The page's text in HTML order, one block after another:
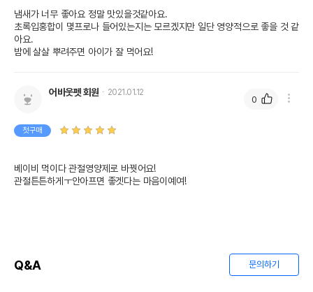
냄새가 너무 좋아요 정말 맛있을것같아요.
초록입홍합이 몇프로나 들어있는지는 모르겠지만 일단 영양적으로 좋을 것 같
아요.
밤에 살살 뿌려주면 아이가 잘 먹어요!
어바웃펫 회원 2021.01.12
첫구매
베이비 먹이다 관절영양제로 바꿧어요!
관절튼튼하게ㅜ안아프면 좋겟다는 마음이예여!
0
Q&A 문의하기